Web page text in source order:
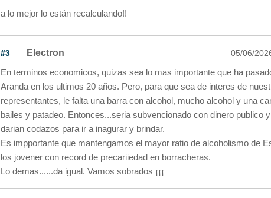
a lo mejor lo están recalculando!!
#3 Electron 05/06/
En terminos economicos, quizas sea lo mas importante que ha
Aranda en los ultimos 20 años. Pero, para que sea de interes de
representantes, le falta una barra con alcohol, mucho alcohol y una
bailes y patadeo. Entonces...seria subvencionado con dinero publico
darian codazos para ir a inagurar y brindar.
Es impportante que mantengamos el mayor ratio de alcoholismo de
los jovener con record de precariiedad en borracheras.
Lo demas......da igual. Vamos sobrados ¡¡¡